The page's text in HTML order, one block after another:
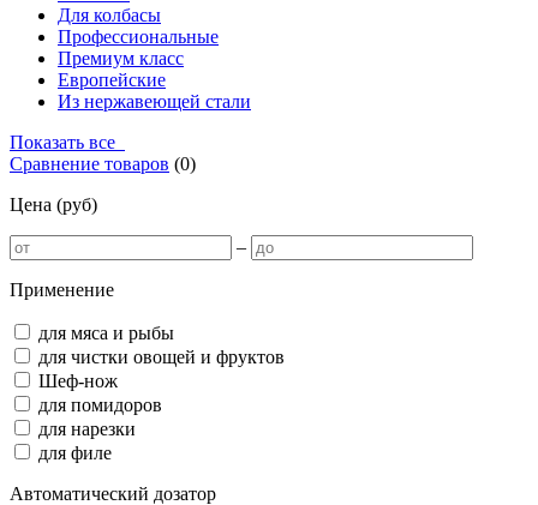
Для колбасы
Профессиональные
Премиум класс
Европейские
Из нержавеющей стали
Показать все
Сравнение товаров (0)
Цена (руб)
–
Применение
для мяса и рыбы
для чистки овощей и фруктов
Шеф-нож
для помидоров
для нарезки
для филе
Автоматический дозатор